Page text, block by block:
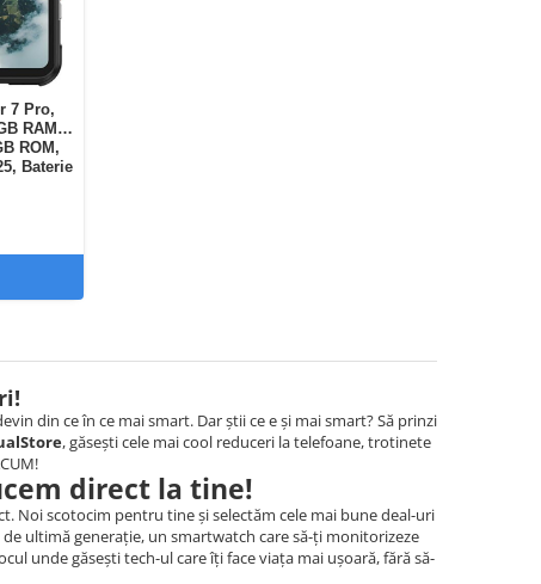
7 Pro,
RAM
ROM,
Baterie
eSIM,
din ce în ce mai smart. Dar știi ce e și mai smart? Să prinzi
, găsești cele mai cool reduceri la telefoane, trotinete
direct la tine!
Noi scotocim pentru tine și selectăm cele mai bune deal-uri
ultimă generație, un smartwatch care să-ți monitorizeze
unde găsești tech-ul care îți face viața mai ușoară, fără să-